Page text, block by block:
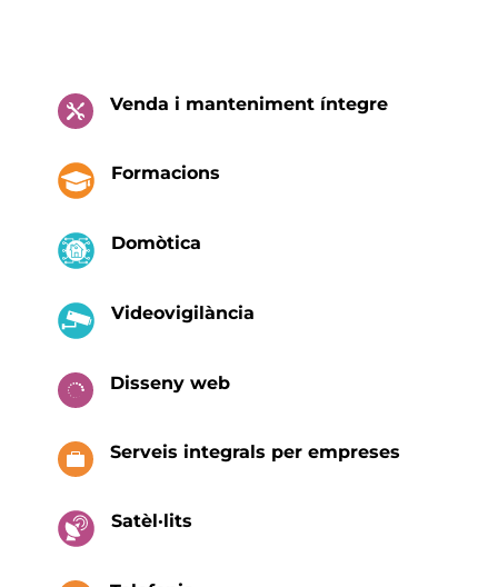
 Venda i manteniment íntegre
Formacions
Domòtica
Videovigilància
 Disseny web
 Serveis integrals per empreses
Satèl·lits